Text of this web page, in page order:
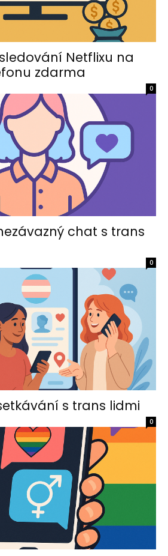
Netflixu na
zdarma
0
chat s trans
0
s trans lidmi
0